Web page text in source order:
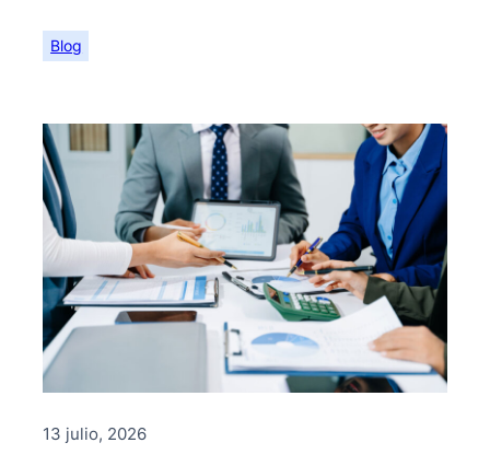
Blog
13 julio, 2026